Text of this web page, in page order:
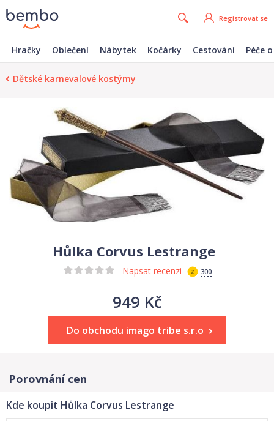
Registrovat se
Hračky Oblečení Nábytek Kočárky Cestování Péče
Dětské karnevalové kostýmy
Hůlka Corvus Lestrange
Napsat recenzi 300
949 Kč
Do obchodu imago tribe s.r.o
Porovnání cen
Kde koupit Hůlka Corvus Lestrange